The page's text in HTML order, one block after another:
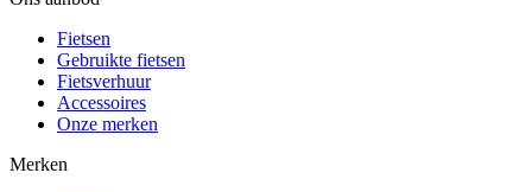
Fietsen
Gebruikte fietsen
Fietsverhuur
Accessoires
Onze merken
Merken